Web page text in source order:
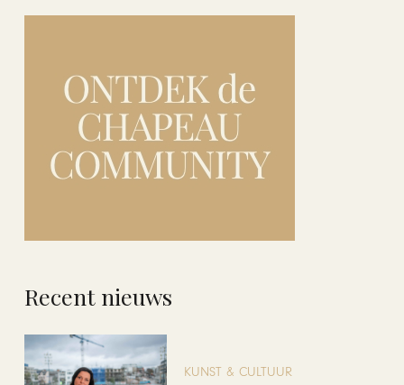
Recent nieuws
KUNST & CULTUUR